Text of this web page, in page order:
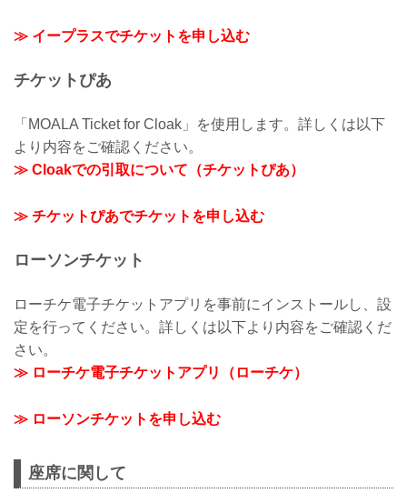
≫ イープラスでチケットを申し込む
チケットぴあ
「MOALA Ticket for Cloak」を使用します。詳しくは以下
より内容をご確認ください。
≫ Cloakでの引取について（チケットぴあ）
≫ チケットぴあでチケットを申し込む
ローソンチケット
ローチケ電子チケットアプリを事前にインストールし、設
定を行ってください。詳しくは以下より内容をご確認くだ
さい。
≫ ローチケ電子チケットアプリ（ローチケ）
≫ ローソンチケットを申し込む
座席に関して